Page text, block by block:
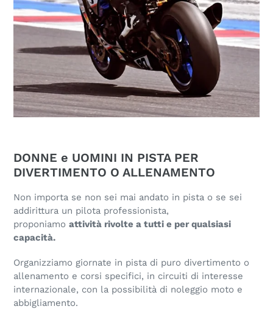
DONNE e UOMINI IN PISTA PER
DIVERTIMENTO O ALLENAMENTO
Non importa se non sei mai andato in pista o se sei
addirittura un pilota professionista,
proponiamo attività rivolte a tutti e per qualsiasi
capacità.
Organizziamo giornate in pista di puro divertimento o
allenamento e corsi specifici, in circuiti di interesse
internazionale, con la possibilità di noleggio moto e
abbigliamento.